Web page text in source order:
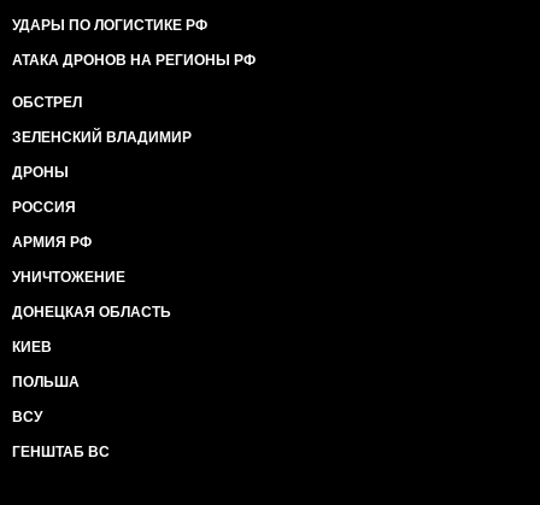
УДАРЫ ПО ЛОГИСТИКЕ РФ
АТАКА ДРОНОВ НА РЕГИОНЫ РФ
ОБСТРЕЛ
ЗЕЛЕНСКИЙ ВЛАДИМИР
ДРОНЫ
РОССИЯ
АРМИЯ РФ
УНИЧТОЖЕНИЕ
ДОНЕЦКАЯ ОБЛАСТЬ
КИЕВ
ПОЛЬША
ВСУ
ГЕНШТАБ ВС